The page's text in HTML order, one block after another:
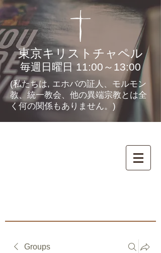
東京キリストチャペル
毎週日曜日 11:00～13:00
(私たちは, エホバの証人、モルモン
教、統一教会、他の異端宗教とは全
く何の関係もありません。)
Groups